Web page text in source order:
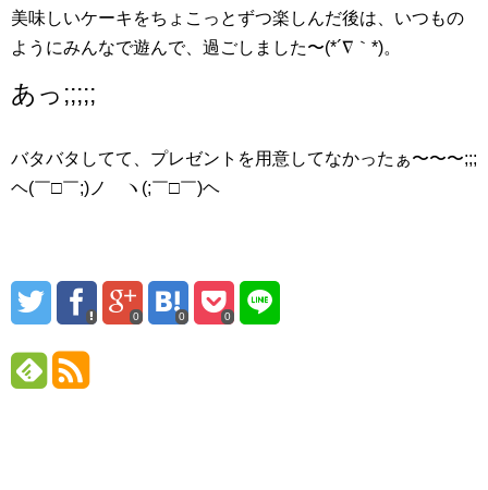
美味しいケーキをちょこっとずつ楽しんだ後は、いつもの
ようにみんなで遊んで、過ごしました〜(*´∇｀*)。
あっ;;;;;
バタバタしてて、プレゼントを用意してなかったぁ〜〜〜;;;
ヘ(￣□￣;)ノ ヽ(;￣□￣)ヘ
0 0 0